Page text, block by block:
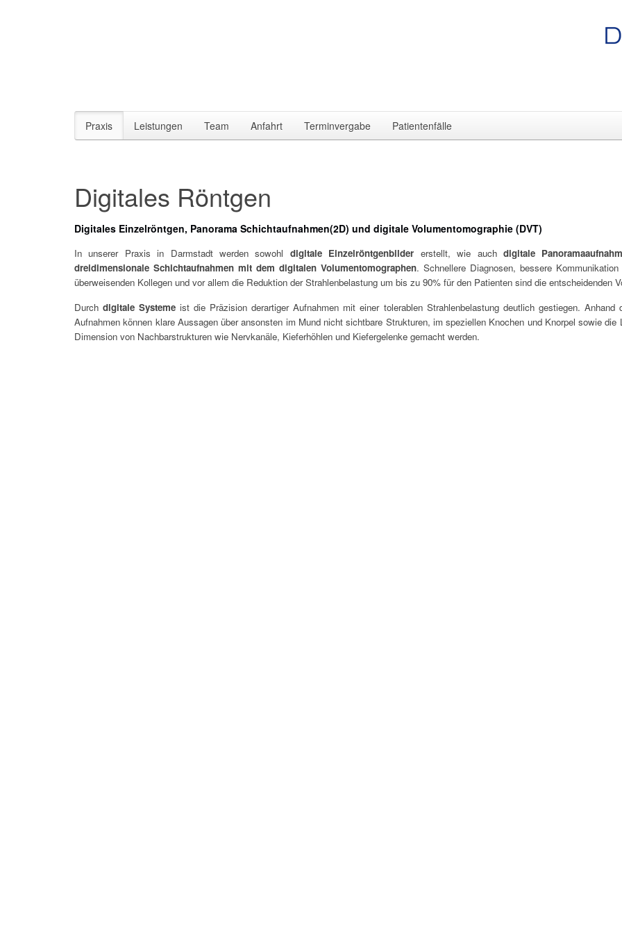
Praxis Leistungen Team Anfahrt Terminvergabe Patientenfälle
Digitales Röntgen
Digitales Einzelröntgen, Panorama Schichtaufnahmen(2D) und digitale Volumentomographie (DVT)
In unserer Praxis in Darmstadt werden sowohl digitale Einzelröntgenbilder erstellt, wie auch digitale
dreidimensionale Schichtaufnahmen mit dem digitalen Volumentomographen. Schnellere Diagnosen, bessere
überweisenden Kollegen und vor allem die Reduktion der Strahlenbelastung um bis zu 90% für den Patienten sind die entscheidenden
Durchdigitale Systeme ist die Präzision derartiger Aufnahmen mit einer tolerablen Strahlenbelastung deutlich gestiegen. Anhand
Aufnahmen können klare Aussagen über ansonsten im Mund nicht sichtbare Strukturen, im speziellen Knochen und Knorpel sowie die
Dimension von Nachbarstrukturen wie Nervkanäle, Kieferhöhlen und Kiefergelenke gemacht werden.